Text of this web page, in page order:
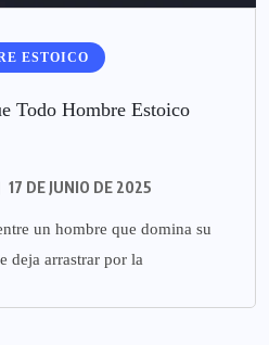
ESTOICO
Todo Hombre Estoico
17 DE JUNIO DE 2025
un hombre que domina su
deja arrastrar por la